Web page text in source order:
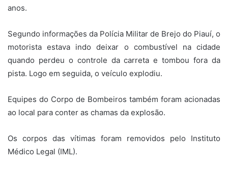
anos.
Segundo informações da Polícia Militar de Brejo do Piauí, o
motorista estava indo deixar o combustível na cidade
quando perdeu o controle da carreta e tombou fora da
pista. Logo em seguida, o veículo explodiu.
Equipes do Corpo de Bombeiros também foram acionadas
ao local para conter as chamas da explosão.
Os corpos das vítimas foram removidos pelo Instituto
Médico Legal (IML).